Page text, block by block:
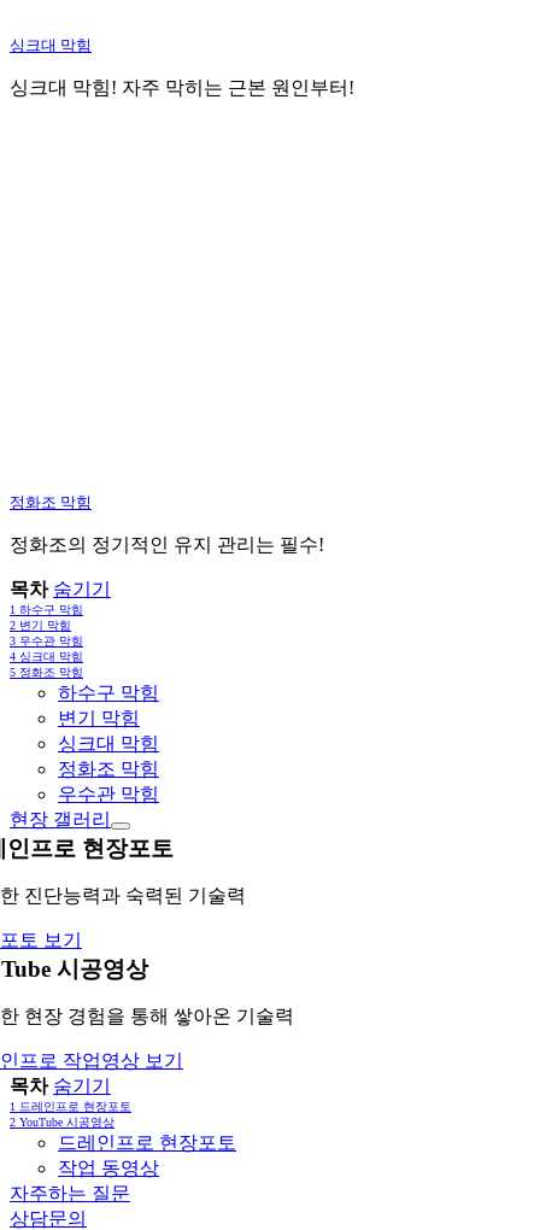
싱크대 막힘
싱크대 막힘! 자주 막히는 근본 원인부터!
정화조 막힘
정화조의 정기적인 유지 관리는 필수!
목차 숨기기
1 하수구 막힘
2 변기 막힘
3 우수관 막힘
4 싱크대 막힘
5 정화조 막힘
하수구 막힘
변기 막힘
싱크대 막힘
정화조 막힘
우수관 막힘
현장 갤러리
인프로 현장포토
진단능력과 숙력된 기술력
토 보기
시공영상
현장 경험을 통해 쌓아온 기술력
프로 작업영상 보기
목차 숨기기
1 드레인프로 현장포토
2 YouTube 시공영상
드레인프로 현장포토
작업 동영상
자주하는 질문
상담문의